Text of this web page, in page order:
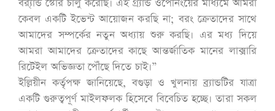
ব্র‍্যান্ড স্টোর চালু করেছি। এই গ্র্যান্ড ওপেনিংয়ের মাধ্যমে আমরা
কেবল একটি ইভেন্ট আয়োজন করছি না; বরং ক্রেতাদের সাথে
আমাদের সম্পর্কের নতুন অধ্যায় শুরু করছি। এর মধ্য দিয়ে
আমরা আমাদের ক্রেতাদের কাছে আন্তর্জাতিক মানের লাক্সারি
রিটেইল অভিজ্ঞতা পৌঁছে দিতে চাই।”
ইল্লিয়ীন কর্তৃপক্ষ জানিয়েছে, বগুড়া ও খুলনায় ব্র্যান্ডটির যাত্রা
একটি গুরুত্বপূর্ণ মাইলফলক হিসেবে বিবেচিত হচ্ছে। তারা সকল